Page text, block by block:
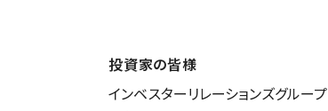
投資家の皆様
インベスターリレーションズグループ